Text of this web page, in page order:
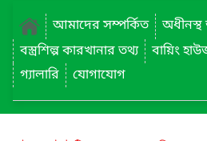
আমাদের সম্পর্কিত
অধীনস্থ
বস্ত্রশিল্প কারখানার তথ্য
বায়িং
গ্যালারি
যোগাযোগ